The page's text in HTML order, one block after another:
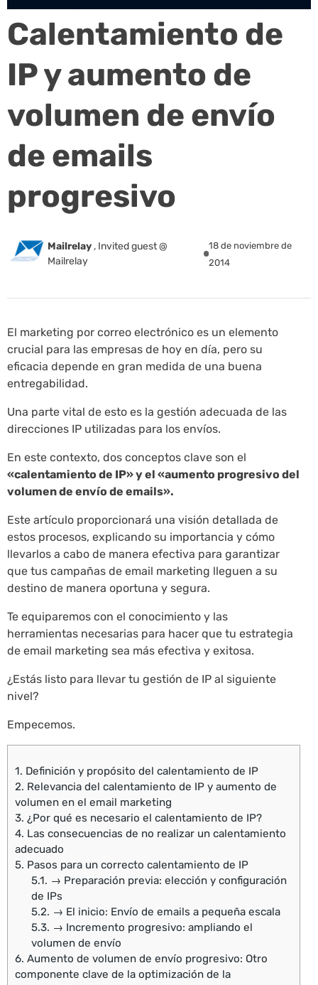
Calentamiento de
IP y aumento de
volumen de envío
de emails
progresivo
Mailrelay , Invited guest @
Mailrelay
18 de noviembre de
2014
El marketing por correo electrónico es un elemento
crucial para las empresas de hoy en día, pero su
eficacia depende en gran medida de una buena
entregabilidad.
Una parte vital de esto es la gestión adecuada de las
direcciones IP utilizadas para los envíos.
En este contexto, dos conceptos clave son el
«calentamiento de IP» y el «aumento progresivo del
volumen de envío de emails».
Este artículo proporcionará una visión detallada de
estos procesos, explicando su importancia y cómo
llevarlos a cabo de manera efectiva para garantizar
que tus campañas de email marketing lleguen a su
destino de manera oportuna y segura.
Te equiparemos con el conocimiento y las
herramientas necesarias para hacer que tu estrategia
de email marketing sea más efectiva y exitosa.
¿Estás listo para llevar tu gestión de IP al siguiente
nivel?
Empecemos.
1. Definición y propósito del calentamiento de IP
2. Relevancia del calentamiento de IP y aumento de
volumen en el email marketing
3. ¿Por qué es necesario el calentamiento de IP?
4. Las consecuencias de no realizar un calentamiento
adecuado
5. Pasos para un correcto calentamiento de IP
5.1. → Preparación previa: elección y configuración
de IPs
5.2. → El inicio: Envío de emails a pequeña escala
5.3. → Incremento progresivo: ampliando el
volumen de envío
6. Aumento de volumen de envío progresivo: Otro
componente clave de la optimización de la